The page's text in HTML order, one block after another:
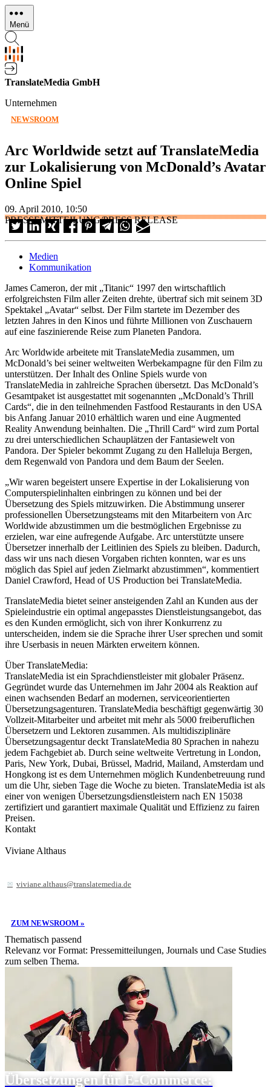
Direkt
zum
Inhalt
Menü
TranslateMedia GmbH
Unternehmen
NEWSROOM
Arc Worldwide setzt auf TranslateMedia
zur Lokalisierung von McDonald’s Avatar
Online Spiel
09. April 2010, 10:50
PRESSEMITTEILUNG/PRESS RELEASE
Medien
Kommunikation
James Cameron, der mit „Titanic“ 1997 den wirtschaftlich
erfolgreichsten Film aller Zeiten drehte, übertraf sich mit seinem 3D
Spektakel „Avatar“ selbst. Der Film startete im Dezember des
letzten Jahres in den Kinos und führte Millionen von Zuschauern
auf eine faszinierende Reise zum Planeten Pandora.
Arc Worldwide arbeitete mit TranslateMedia zusammen, um
McDonald’s bei seiner weltweiten Werbekampagne für den Film zu
unterstützen. Der Inhalt des Online Spiels wurde von
TranslateMedia in zahlreiche Sprachen übersetzt. Das McDonald’s
Gesamtpaket ist ausgestattet mit sogenannten „McDonald’s Thrill
Cards“, die in den teilnehmenden Fastfood Restaurants in den USA
bis Anfang Januar 2010 erhältlich waren und eine Augmented
Reality Anwendung beinhalten. Die „Thrill Card“ wird zum Portal
zu drei unterschiedlichen Schauplätzen der Fantasiewelt von
Pandora. Der Spieler bekommt Zugang zu den Halleluja Bergen,
dem Regenwald von Pandora und dem Baum der Seelen.
„Wir waren begeistert unsere Expertise in der Lokalisierung von
Computerspielinhalten einbringen zu können und bei der
Übersetzung des Spiels mitzuwirken. Die Abstimmung unserer
professionellen Übersetzungsteams mit den Mitarbeitern von Arc
Worldwide abzustimmen um die bestmöglichen Ergebnisse zu
erzielen, war eine aufregende Aufgabe. Arc unterstützte unsere
Übersetzer innerhalb der Leitlinien des Spiels zu bleiben. Dadurch,
dass wir uns nach diesen Vorgaben richten konnten, war es uns
möglich das Spiel auf jeden Zielmarkt abzustimmen“, kommentiert
Daniel Crawford, Head of US Production bei TranslateMedia.
TranslateMedia bietet seiner ansteigenden Zahl an Kunden aus der
Spieleindustrie ein optimal angepasstes Dienstleistungsangebot, das
es den Kunden ermöglicht, sich von ihrer Konkurrenz zu
unterscheiden, indem sie die Sprache ihrer User sprechen und somit
ihre Userbasis in neuen Märkten erweitern können.
Über TranslateMedia:
TranslateMedia ist ein Sprachdienstleister mit globaler Präsenz.
Gegründet wurde das Unternehmen im Jahr 2004 als Reaktion auf
einen wachsenden Bedarf an modernen, serviceorientierten
Übersetzungsagenturen. TranslateMedia beschäftigt gegenwärtig 30
Vollzeit-Mitarbeiter und arbeitet mit mehr als 5000 freiberuflichen
Übersetzern und Lektoren zusammen. Als multidisziplinäre
Übersetzungsagentur deckt TranslateMedia 80 Sprachen in nahezu
jedem Fachgebiet ab. Durch seine weltweite Vertretung in London,
Paris, New York, Dubai, Brüssel, Madrid, Mailand, Amsterdam und
Hongkong ist es dem Unternehmen möglich Kundenbetreuung rund
um die Uhr, sieben Tage die Woche zu bieten. TranslateMedia ist als
einer von wenigen Übersetzungsdienstleistern nach EN 15038
zertifiziert und garantiert maximale Qualität und Effizienz zu fairen
Preisen.
Kontakt
Viviane Althaus
viviane.althaus@translatemedia.de
ZUM NEWSROOM »
Thematisch passend
Relevanz vor Format: Pressemitteilungen, Journals und Case Studies
zum selben Thema.
Übersetzungen für E-Commerce: